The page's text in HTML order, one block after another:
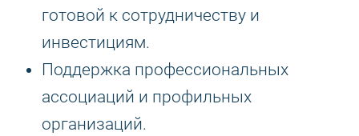
готовой к сотрудничеству и
инвестициям.
Поддержка профессиональных
ассоциаций и профильных
организаций.